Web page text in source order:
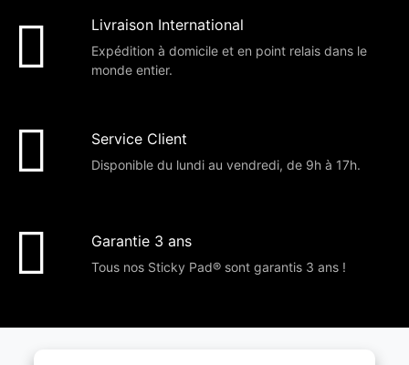
Livraison International
Expédition à domicile et en point relais dans le
monde entier.
Service Client
Disponible du lundi au vendredi, de 9h à 17h.
Garantie 3 ans
Tous nos Sticky Pad® sont garantis 3 ans !